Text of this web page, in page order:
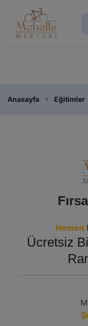
Anasayfa Eğitimler
Hemen
Ücretsiz